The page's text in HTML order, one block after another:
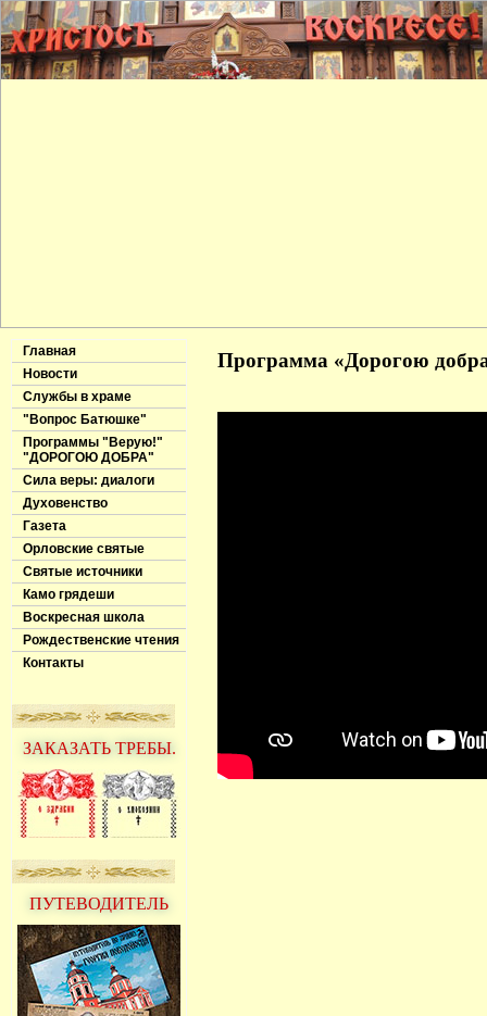
Главная
Новости
Службы в храме
"Вопрос Батюшке"
Программы "Верую!"
"ДОРОГОЮ ДОБРА"
Сила веры: диалоги
Духовенство
Газета
Орловские святые
Святые источники
Камо грядеши
Воскресная школа
Рождественские чтения
Контакты
ЗАКАЗАТЬ ТРЕБЫ.
ПУТЕВОДИТЕЛЬ
Программа «Дорогою